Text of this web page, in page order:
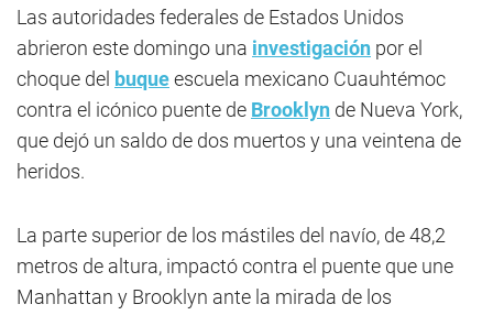
Las autoridades federales de Estados Unidos
abrieron este domingo una investigación por el
choque del buqueescuela mexicano Cuauhtémoc
contra el icónico puente de Brooklyn de Nueva York,
que dejó un saldo de dos muertos y una veintena de
heridos.
La parte superior de los mástiles del navío, de 48,2
metros de altura, impactó contra el puente que une
Manhattan y Brooklyn ante la mirada de los